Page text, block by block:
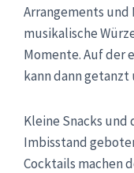
Arrangements
musikalische
Momente. Auf der
kann dann
Kleine Snacks
Imbisstand
Cocktails machen